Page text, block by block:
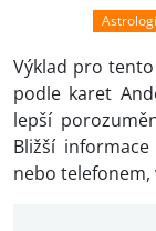
Výklad pro
podle karet
lepší
Bližší
nebo telefonem,